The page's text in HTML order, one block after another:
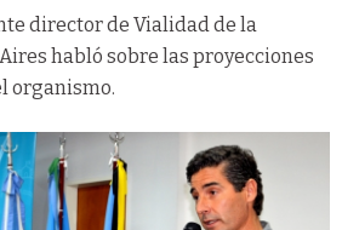
director de Vialidad de la
habló sobre las proyecciones
organismo.